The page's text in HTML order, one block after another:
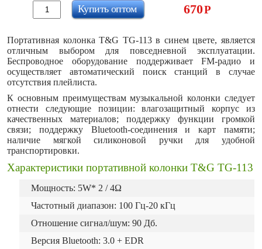
670Р
Купить оптом
Портативная колонка T&G TG-113 в синем цвете, является
отличным выбором для повседневной эксплуатации.
Беспроводное оборудование поддерживает FM-радио и
осуществляет автоматический поиск станций в случае
отсутствия плейлиста.
К основным преимуществам музыкальной колонки следует
отнести следующие позиции: влагозащитный корпус из
качественных материалов; поддержку функции громкой
связи; поддержку Bluetooth-соединения и карт памяти;
наличие мягкой силиконовой ручки для удобной
транспортировки.
Характеристики портативной колонки T&G TG-113
Мощность: 5W* 2 / 4Ω
Частотный диапазон: 100 Гц-20 кГц
Отношение сигнал/шум: 90 Дб.
Версия Bluetooth: 3.0 + EDR